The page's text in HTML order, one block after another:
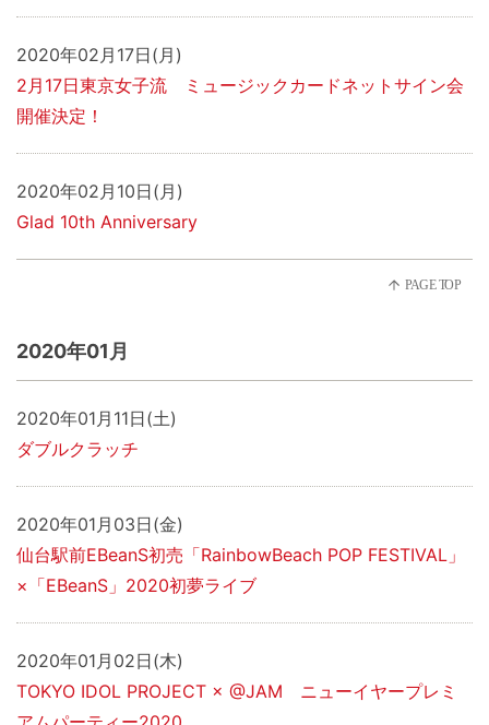
2020年02月17日(月)
2月17日東京女子流 ミュージックカードネットサイン会
開催決定！
2020年02月10日(月)
Glad 10th Anniversary
2020年01月
2020年01月11日(土)
ダブルクラッチ
2020年01月03日(金)
仙台駅前EBeanS初売「RainbowBeach POP FESTIVAL」
×「EBeanS」2020初夢ライブ
2020年01月02日(木)
TOKYO IDOL PROJECT × @JAM ニューイヤープレミ